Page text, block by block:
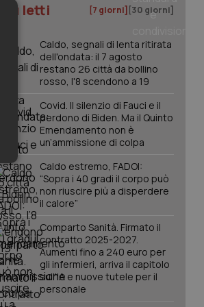
I più letti [7 giorni] [30 giorni]
Caldo, segnali di lenta ritirata
dell'ondata: il 7 agosto
restano 26 città da bollino
rosso, l'8 scendono a 19
Covid. Il silenzio di Fauci e il
perdono di Biden. Ma il Quinto
Emendamento non è
un’ammissione di colpa
Caldo estremo, FADOI:
“Sopra i 40 gradi il corpo può
non riuscire più a disperdere
il calore”
Comparto Sanità. Firmato il
contratto 2025-2027.
Aumenti fino a 240 euro per
gli infermieri, arriva il capitolo
sull'IA e nuove tutele per il
personale